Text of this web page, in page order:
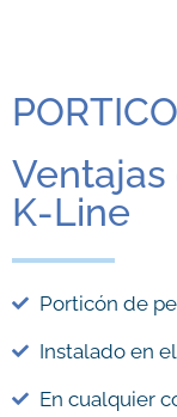
K-Line
Porticón de
Instalado en
En cualquier